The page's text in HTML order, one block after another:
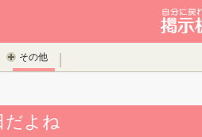
その他
だよね